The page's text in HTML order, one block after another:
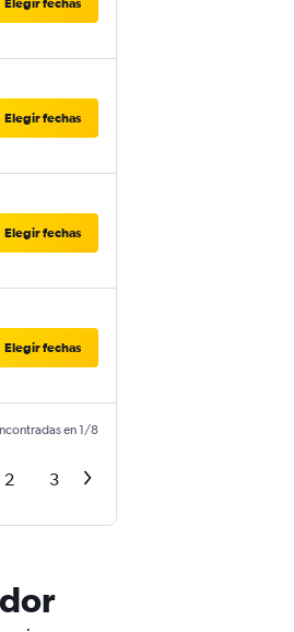
Elegir fechas
Elegir fechas
Elegir fechas
Elegir fechas
en 1/8
2 3